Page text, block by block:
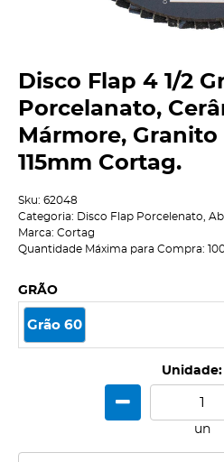
Disco Flap 4 1/2
Porcelanato,
Mármore,
115mm Cortag.
Sku: 62048
Categoria: Disco Flap Porcelenato
Marca: Cortag
Quantidade Máxima para Compra:
GRÃO
Grão 60
un